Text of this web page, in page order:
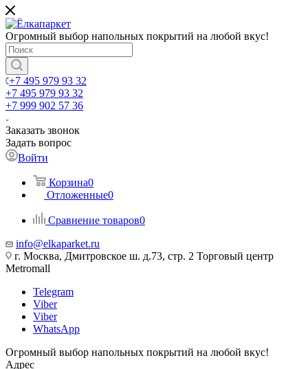
Огромный выбор напольных покрытий на любой вкус!
+7 495 979 93 32
+7 495 979 93 32
+7 999 902 57 36
Заказать звонок
Задать вопрос
Войти
Корзина0
Отложенные0
Сравнение товаров0
info@elkaparket.ru
г. Москва, Дмитровское ш. д.73, стр. 2 Торговый центр
Metromall
Telegram
Viber
Viber
WhatsApp
Огромный выбор напольных покрытий на любой вкус!
Адрес